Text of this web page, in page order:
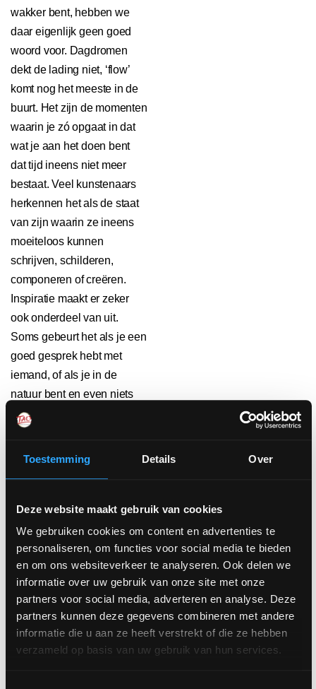
Toestemming Details Over
Deze website maakt gebruik van cookies
We gebruiken cookies om content en advertenties te
personaliseren, om functies voor social media te bieden
en om ons websiteverkeer te analyseren. Ook delen we
informatie over uw gebruik van onze site met onze
partners voor social media, adverteren en analyse. Deze
partners kunnen deze gegevens combineren met andere
informatie die u aan ze heeft verstrekt of die ze hebben
verzameld op basis van uw gebruik van hun services.
wakker bent, hebben we
daar eigenlijk geen goed
woord voor. Dagdromen
dekt de lading niet, ‘flow’
komt nog het meeste in de
buurt. Het zijn de momenten
waarin je zó opgaat in dat
wat je aan het doen bent
dat tijd ineens niet meer
bestaat. Veel kunstenaars
herkennen het als de staat
van zijn waarin ze ineens
moeiteloos kunnen
schrijven, schilderen,
componeren of creëren.
Inspiratie maakt er zeker
ook onderdeel van uit.
Soms gebeurt het als je een
goed gesprek hebt met
iemand, of als je in de
natuur bent en even niets
hoeft van jezelf, of wanneer
je lekker bezig bent met.. ja,
Waarom ben ik
zo moe?
én van de meest
vermoeiende dingen die je
kunt doen is handelen
vanuit wilskracht, omdat